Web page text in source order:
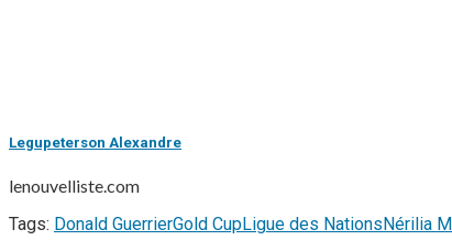
Legupeterson Alexandre
lenouvelliste.com
Tags: Donald GuerrierGold CupLigue des NationsNérilia